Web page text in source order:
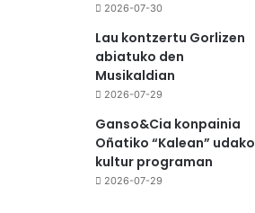
2026-07-30
Lau kontzertu Gorlizen
abiatuko den
Musikaldian
2026-07-29
Ganso&Cia konpainia
Oñatiko “Kalean” udako
kultur programan
2026-07-29